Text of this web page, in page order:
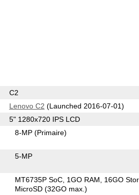
C2
Lenovo C2 (Launched 2016-07-01)
5" 1280x720 IPS LCD
8-MP(Primaire)
5-MP
MT6735P SoC 1GO RAM
16GO
MicroSD (32GO max.)